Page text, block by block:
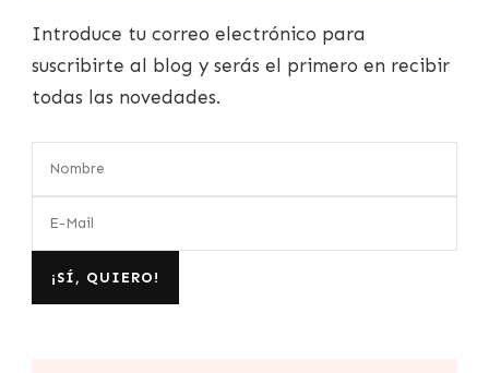
Introduce tu correo electrónico para
suscribirte al blog y serás el primero en recibir
todas las novedades.